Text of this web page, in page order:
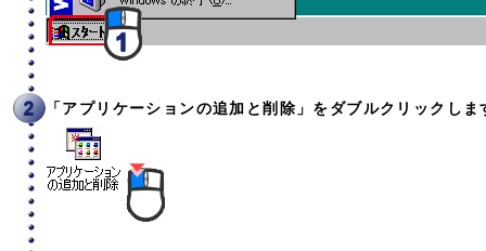
「アプリケーションの追加と削除」をダブルクリックしま